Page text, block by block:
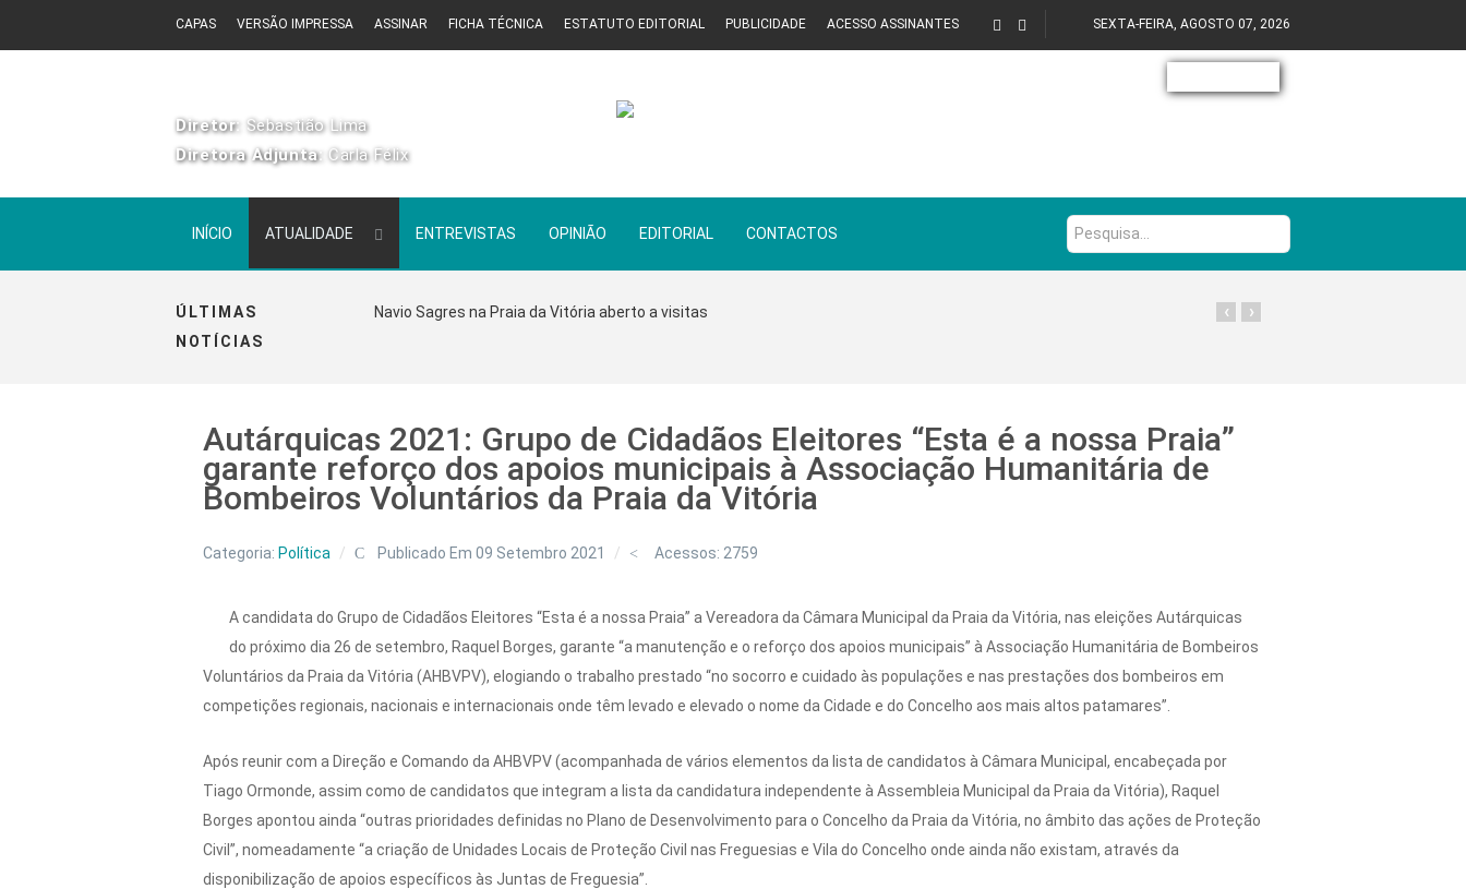
CAPAS VERSÃO IMPRESSA ASSINAR FICHA TÉCNICA ESTATUTO EDITORIAL PUBLICIDADE ACESSO ASSINANTES SEXTA-FEIRA, AGOSTO 07, 2026
Diretor: Sebastião Lima
Diretora Adjunta:Carla Félix
INÍCIO ATUALIDADE ENTREVISTAS OPINIÃO EDITORIAL CONTACTOS Pesquisa...
ÚLTIMAS
NOTÍCIAS
Navio Sagres na Praia da Vitória aberto a visitas ›
‹
Autárquicas 2021: Grupo de Cidadãos Eleitores “Esta é a nossa Praia”
garante reforço dos apoios municipais à Associação Humanitária de
Bombeiros Voluntários da Praia da Vitória
Categoria: Política Publicado Em 09 Setembro 2021 Acessos: 2759
A candidata do Grupo de Cidadãos Eleitores “Esta é a nossa Praia” a Vereadora da Câmara Municipal da Praia da Vitória, nas eleições Autárquicas
do próximo dia 26 de setembro, Raquel Borges, garante “a manutenção e o reforço dos apoios municipais” à Associação Humanitária de Bombeiros
Voluntários da Praia da Vitória (AHBVPV), elogiando o trabalho prestado “no socorro e cuidado às populações e nas prestações dos bombeiros em
competições regionais, nacionais e internacionais onde têm levado e elevado o nome da Cidade e do Concelho aos mais altos patamares”.
Após reunir com a Direção e Comando da AHBVPV (acompanhada de vários elementos da lista de candidatos à Câmara Municipal, encabeçada por
Tiago Ormonde, assim como de candidatos que integram a lista da candidatura independente à Assembleia Municipal da Praia da Vitória), Raquel
Borges apontou ainda “outras prioridades definidas no Plano de Desenvolvimento para o Concelho da Praia da Vitória, no âmbito das ações de Proteção
Civil”, nomeadamente “a criação de Unidades Locais de Proteção Civil nas Freguesias e Vila do Concelho onde ainda não existam, através da
disponibilização de apoios específicos às Juntas de Freguesia”.